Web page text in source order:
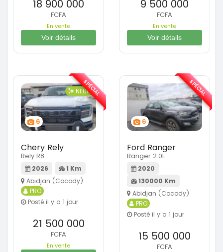
18 900 000
FCFA
En vente
Voir détails
9 500 000
FCFA
En vente
Voir détails
6
NEUF
Chery Rely
Rely R8
2026
1 Km
Abidjan (Cocody)
PRO
Posté il y a 1 jour
21 500 000
FCFA
En vente
SPÉCIAL
6
Ford Ranger
Ranger 2.0L
2020
130000 Km
Abidjan (Cocody)
PRO
Posté il y a 1 jour
15 500 000
FCFA
SPÉCIAL